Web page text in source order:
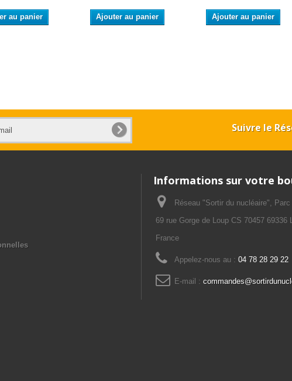
au panier Ajouter au panier Ajouter au panier
Suivre le
Informations sur votre
Réseau "Sortir du nucléaire",
69 rue Gorge de Loup CS 70457 69336
France
Appelez-nous au : 04 78 28 29 22
E-mail :